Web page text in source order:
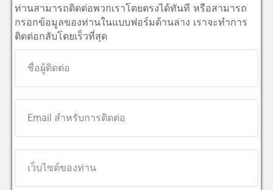
ท่านสามารถติดต่อพวกเราโดยตรงได้ทันที หรือสามารถ
กรอกข้อมูลของท่านในแบบฟอร์มด้านล่าง เราจะทำการ
ติดต่อกลับโดยเร็วที่สุด